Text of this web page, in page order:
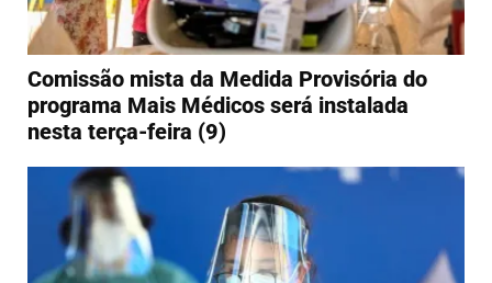
Comissão mista da Medida Provisória do
programa Mais Médicos será instalada
nesta terça-feira (9)